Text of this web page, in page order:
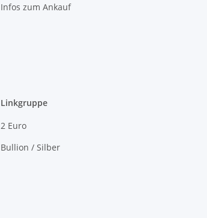
Infos zum Ankauf
Linkgruppe
2 Euro
Bullion / Silber